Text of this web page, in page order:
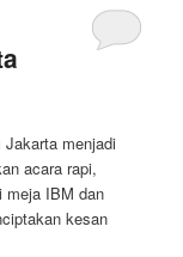
menjadi
acara rapi,
meja IBM dan
kesan